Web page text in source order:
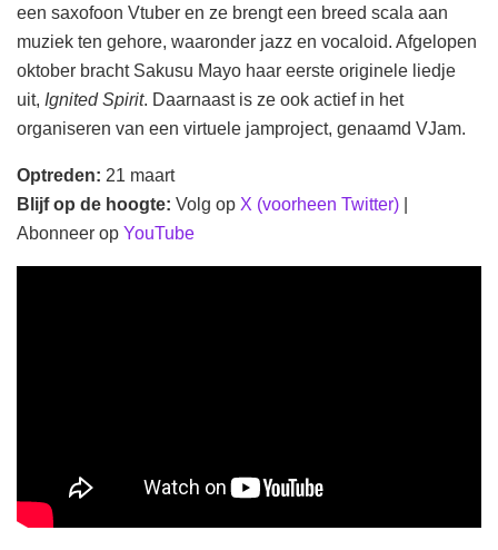
een saxofoon Vtuber en ze brengt een breed scala aan
muziek ten gehore, waaronder jazz en vocaloid. Afgelopen
oktober bracht Sakusu Mayo haar eerste originele liedje
uit, Ignited Spirit. Daarnaast is ze ook actief in het
organiseren van een virtuele jamproject, genaamd VJam.
Optreden: 21 maart
Blijf op de hoogte: Volg op X (voorheen Twitter)
Abonneer op YouTube